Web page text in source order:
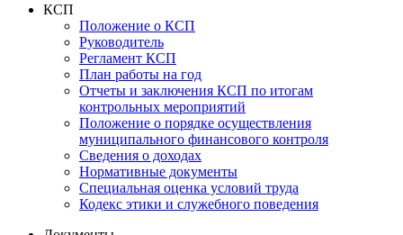
КСП
Положение о КСП
Руководитель
Регламент КСП
План работы на год
Отчеты и заключения КСП по итогам
контрольных мероприятий
Положение о порядке осуществления
муниципального финансового контроля
Сведения о доходах
Нормативные документы
Специальная оценка условий труда
Кодекс этики и служебного поведения